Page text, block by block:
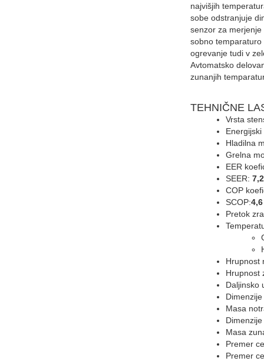
najvišjih
sobe odstranjuje
senzor za
sobno
ogrevanje tudi v
Avtomatsko
zunanjih
TEHNIČNE
Vrsta
Hladilna
Grelna
EER
SEER: 7,2
COP
SCOP:4,6
Pretok
Hrupnost
Hrupnost
Daljinsko
Masa
Masa
Premer
Premer